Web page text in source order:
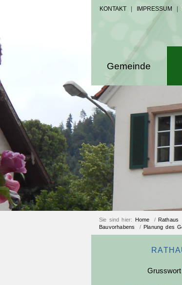
KONTAKT IMPRESSUM
Gemeinde
Sie sind hier: Home / Rathaus
Bauvorhabens
/ Planung des
Grusswort